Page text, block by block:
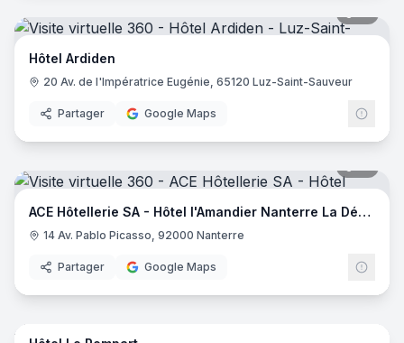
Hôtel Ardiden
20 Av. de l'Impératrice Eugénie, 65120 Luz-Saint-Sauveur
Partager Google Maps
ACE Hôtellerie SA - Hôtel l'Amandier Nanterre La Défense
14 Av. Pablo Picasso, 92000 Nanterre
Partager Google Maps
42